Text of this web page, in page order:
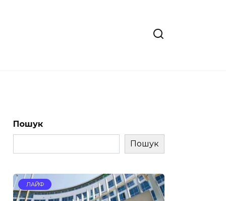
Пошук
Пошук
ЛАЙФ